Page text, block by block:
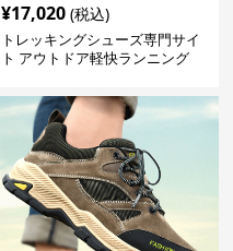
¥17,020 (税込)
トレッキングシューズ専門サイ
ト アウトドア軽快ランニング